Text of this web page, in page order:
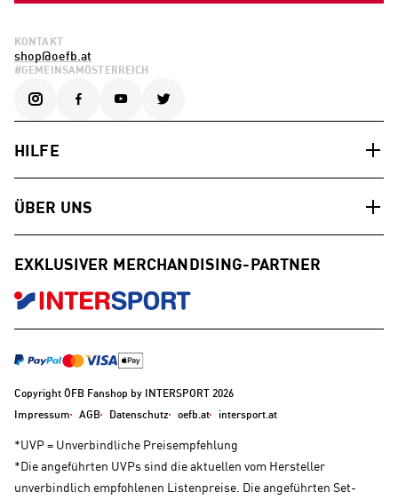
KONTAKT
shop@oefb.at
#GEMEINSAMÖSTERREICH
HILFE
ÜBER UNS
EXKLUSIVER MERCHANDISING-PARTNER
Copyright ÖFB Fanshop by INTERSPORT 2026
Impressum
AGB Datenschutz oefb.at intersport.at
*UVP = Unverbindliche Preisempfehlung
*Die angeführten UVPs sind die aktuellen vom Hersteller
unverbindlich empfohlenen Listenpreise. Die angeführten Set-